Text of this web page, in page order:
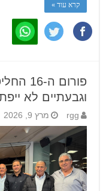
קרא עוד »
פורום
וגבעתיים לא
rgg מרץ 9, 2026